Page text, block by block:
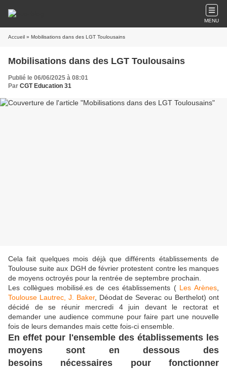
MENU
Accueil » Mobilisations dans des LGT Toulousains
Mobilisations dans des LGT Toulousains
Publié le 06/06/2025 à 08:01
Par CGT Education 31
Cela fait quelques mois déjà que différents établissements de
Toulouse suite aux DGH de février protestent contre les manques
de moyens octroyés pour la rentrée de septembre prochain.
Les collègues mobilisé.es de ces établissements ( Les Arènes
Toulouse Lautrec, J. Baker, Déodat de Severac ou Berthelot) ont
décidé de se réunir mercredi 4 juin devant le rectorat et
demander une audience commune pour faire part une nouvelle
fois de leurs demandes mais cette fois-ci ensemble.
En effet pour l'ensemble des établissements les
moyens sont en dessous des
besoins nécessaires pour fonctionner